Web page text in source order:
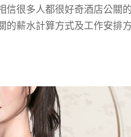
很多人都很好奇酒店公關
薪水計算方式及工作安排